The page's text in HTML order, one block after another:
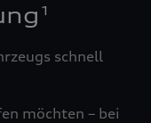
1
schnell
möchten – bei